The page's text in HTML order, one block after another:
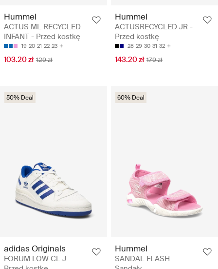
Hummel
ACTUS ML RECYCLED
INFANT - Przed kostkę
19 20 21 22 23
103.20 zł 129 zł
Hummel
ACTUSRECYCLED JR -
Przed kostkę
28 29 30 31 32
143.20 zł 179 zł
50% Deal
adidas Originals
FORUM LOW CL J -
60% Deal
Hummel
SANDAL FLASH -